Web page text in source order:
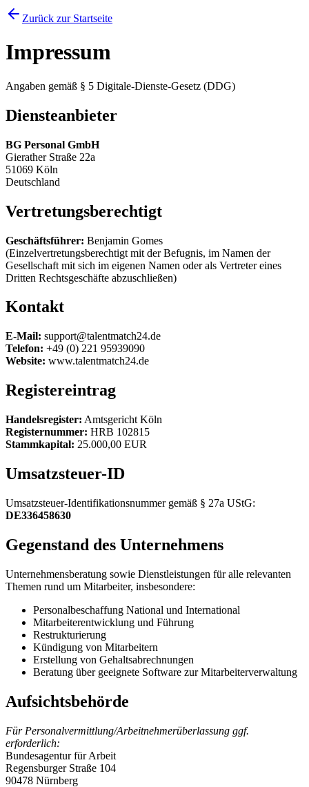
Zurück zur Startseite
Impressum
Angaben gemäß § 5 Digitale-Dienste-Gesetz (DDG)
Diensteanbieter
BG Personal GmbH
Gierather Straße 22a
51069 Köln
Deutschland
Vertretungsberechtigt
Geschäftsführer: Benjamin Gomes
(Einzelvertretungsberechtigt mit der Befugnis, im Namen der
Gesellschaft mit sich im eigenen Namen oder als Vertreter eines
Dritten Rechtsgeschäfte abzuschließen)
Kontakt
E-Mail: support@talentmatch24.de
Telefon: +49 (0) 221 95939090
Website: www.talentmatch24.de
Registereintrag
Handelsregister: Amtsgericht Köln
Registernummer: HRB 102815
Stammkapital: 25.000,00 EUR
Umsatzsteuer-ID
Umsatzsteuer-Identifikationsnummer gemäß § 27a UStG:
DE336458630
Gegenstand des Unternehmens
Unternehmensberatung sowie Dienstleistungen für alle relevanten
Themen rund um Mitarbeiter, insbesondere:
Personalbeschaffung National und International
Mitarbeiterentwicklung und Führung
Restrukturierung
Kündigung von Mitarbeitern
Erstellung von Gehaltsabrechnungen
Beratung über geeignete Software zur Mitarbeiterverwaltung
Aufsichtsbehörde
Für Personalvermittlung/Arbeitnehmerüberlassung ggf.
erforderlich:
Bundesagentur für Arbeit
Regensburger Straße 104
90478 Nürnberg